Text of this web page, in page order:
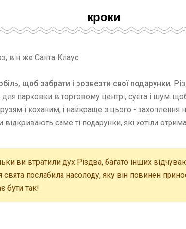
кроки
він же Санта Клаус
щоб забрати і розвезти свої подарунки.
для парковки в торговому центрі, суєта і шум,
і коханим, і найкраще з цього - захоплення
саме ті подарунки, які хотіли
ви втратили дух Різдва, багато інших
свята послабила насолоду, яку він повинен
бути так!